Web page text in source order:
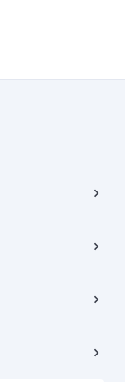
트리빌딩) B동 5층
층 미소
에게 있습니다.